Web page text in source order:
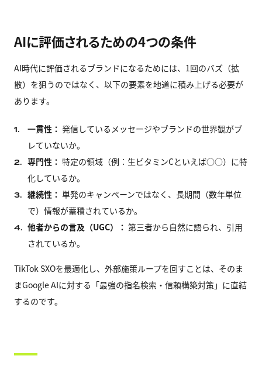
AIに評価されるための4つの条件
AI時代に評価されるブランドになるためには、1回のバズ（拡
散）を狙うのではなく、以下の要素を地道に積み上げる必要が
あります。
1. 一貫性： 発信しているメッセージやブランドの世界観がブ
レていないか。
2. 専門性： 特定の領域（例：生ビタミンCといえば○○）に特
化しているか。
3. 継続性： 単発のキャンペーンではなく、長期間（数年単位
で）情報が蓄積されているか。
4. 他者からの言及（UGC）： 第三者から自然に語られ、引用
されているか。
TikTok SXOを最適化し、外部施策ループを回すことは、そのま
まGoogle AIに対する「最強の指名検索・信頼構築対策」に直結
するのです。